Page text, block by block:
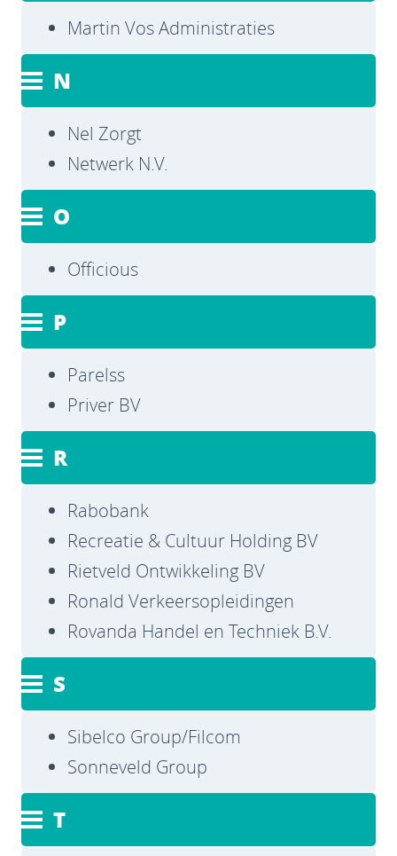
Martin Vos Administraties
N
Nel Zorgt
Netwerk N.V.
O
Officious
P
Parelss
Priver BV
R
Rabobank
Recreatie & Cultuur Holding BV
Rietveld Ontwikkeling BV
Ronald Verkeersopleidingen
Rovanda Handel en Techniek B.V.
S
Sibelco Group/Filcom
Sonneveld Group
T